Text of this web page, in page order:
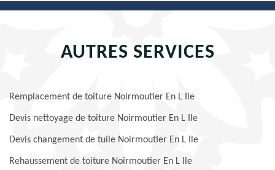
AUTRES SERVICES
Remplacement de toiture Noirmoutier En L Ile
Devis nettoyage de toiture Noirmoutier En L Ile
Devis changement de tuile Noirmoutier En L Ile
Rehaussement de toiture Noirmoutier En L Ile